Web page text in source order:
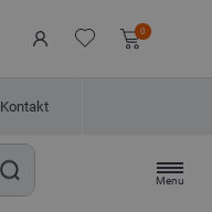
0
Kontakt
Menu